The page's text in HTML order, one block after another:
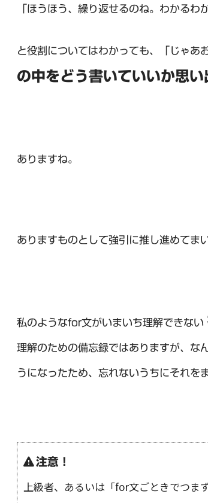
「ほうほう、繰り返せるのね。わかるわ
と役割についてはわかっても、「じゃあ
の中をどう書いていいか思い
ありますね。
ありますものとして強引に推し進めてま
私のようなfor文がいまいち理解できない
理解のための備忘録ではありますが、な
うになったため、忘れないうちにそれを
注意！
上級者、あるいは「for文ごときでつま